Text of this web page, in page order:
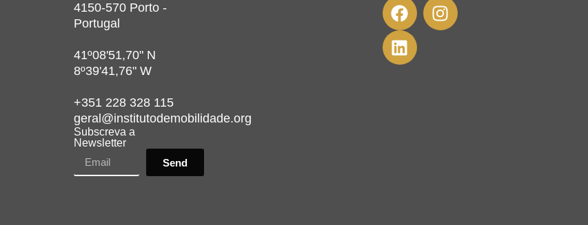
4150-570 Porto -
Portugal
41º08'51,70" N
8º39'41,76" W
+351 228 328 115
geral@institutodemobilidade.org
Subscreva a
Newsletter
Send